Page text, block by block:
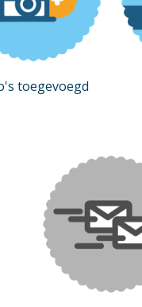
toegevoegd